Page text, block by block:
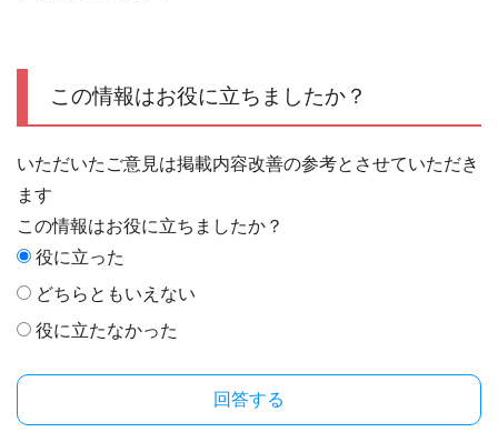
この情報はお役に立ちましたか？
いただいたご意見は掲載内容改善の参考とさせていただき
ます
この情報はお役に立ちましたか？
役に立った
どちらともいえない
役に立たなかった